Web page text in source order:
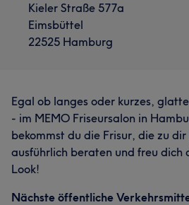
Kieler Straße 577a
Eimsbüttel
22525 Hamburg
Egal ob langes oder kurzes,
- im MEMO Friseursalon in
bekommst du die Frisur, die zu dir
ausführlich beraten und freu dich
Look!
Nächste öffentliche